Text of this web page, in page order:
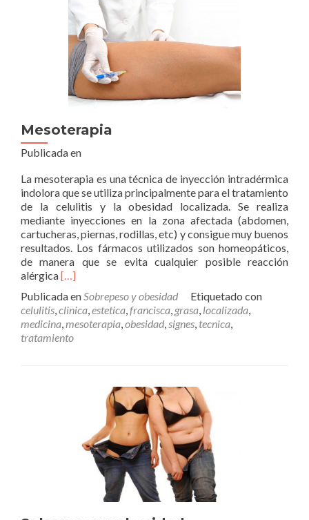
Mesoterapia
Publicada en
La mesoterapia es una técnica de inyección intradérmica
indolora que se utiliza principalmente para el tratamiento
de la celulitis y la obesidad localizada. Se realiza
mediante inyecciones en la zona afectada (abdomen,
cartucheras, piernas, rodillas, etc) y consigue muy buenos
resultados. Los fármacos utilizados son homeopáticos,
de manera que se evita cualquier posible reacción
alérgicaLeer
[…]
Publicada enSobrepeso y obesidad
Etiquetado con
celulitis,clinica,estetica,francisca, grasa, localizada,
medicina,mesoterapia,obesidad,signes, tecnica,
tratamiento